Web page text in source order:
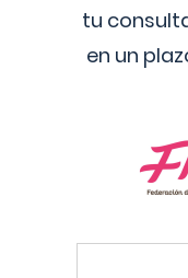
tu
en un